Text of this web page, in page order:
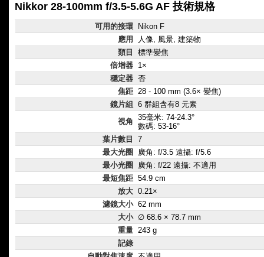
Nikkor 28-100mm f/3.5-5.6G AF 技術規格
可用的接環
Nikon F
應用
人像, 風景, 建築物
類目
標準變焦
倍增器 1×
穩定器 否
焦距 28 - 100 mm (3.6× 變焦)
鏡片組
6 群組含有8 元素
視角 35毫米: 74-24.3°
數碼: 53-16°
葉片數目
7
最大光圈
廣角: f/3.5 遠攝: f/5.6
最小光圈
廣角: f/22 遠攝: 不適用
最短焦距 54.9 cm
放大 0.21×
濾鏡大小 62 mm
大小 ∅ 68.6 × 78.7 mm
重量 243 g
記錄